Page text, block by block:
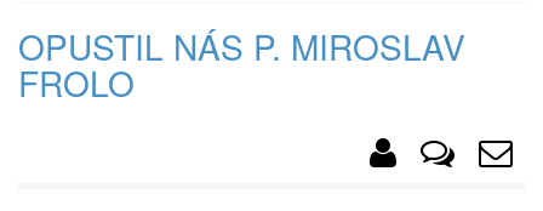
OPUSTIL NÁS P. MIROSLAV
FROLO